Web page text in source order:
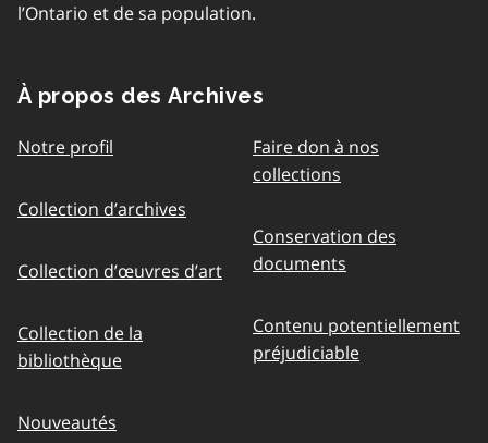
l’Ontario et de sa population.
À propos des Archives
Notre profil
Collection d’archives
Collection d’œuvres d’art
Collection de la
bibliothèque
Nouveautés
Faire don à nos
collections
Conservation des
documents
Contenu potentiellement
préjudiciable